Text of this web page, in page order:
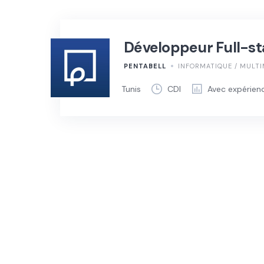
Développeur Full-
PENTABELL INFORMATIQUE /
Tunis CDI Avec